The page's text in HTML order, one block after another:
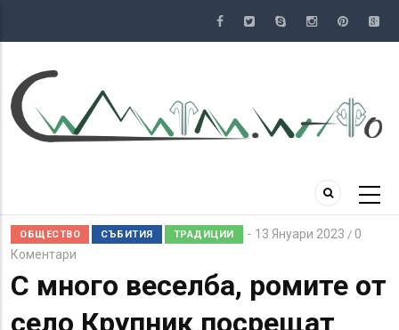
съдържание
ОБЩЕСТВО СЪБИТИЯ ТРАДИЦИИ 13 Януари 2023 / 0
Коментари
С много веселба, ромите от
село Крупник посрещат